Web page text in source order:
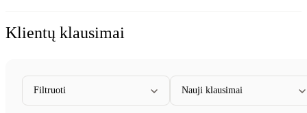
Klientų klausimai
Filtruoti Nauji klausimai